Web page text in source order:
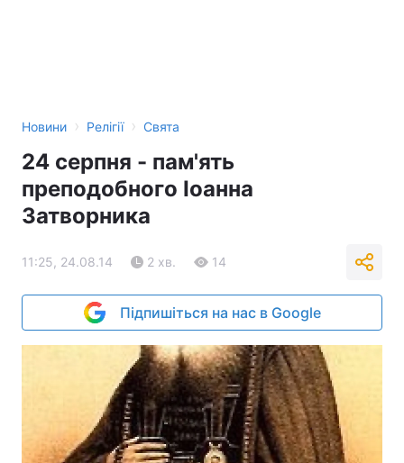
Новини › Релігії › Свята
24 серпня - пам'ять
преподобного Іоанна
Затворника
11:25, 24.08.14 2 хв. 14
Підпишіться на нас в Google